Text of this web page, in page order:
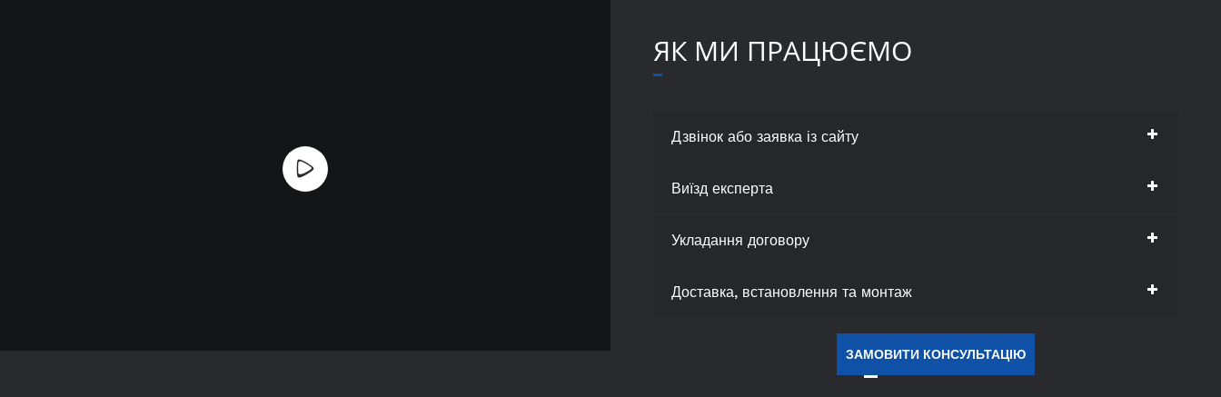
ЯК МИ ПРАЦЮЄМО
Дзвінок або заявка із сайту
Виїзд експерта
Укладання договору
Доставка, встановлення та монтаж
ЗАМОВИТИ КОНСУЛЬТАЦІЮ